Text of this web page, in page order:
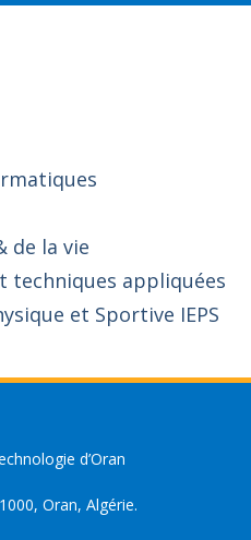
de la vie
techniques appliquées
et Sportive IEPS
d’Oran
Oran, Algérie.